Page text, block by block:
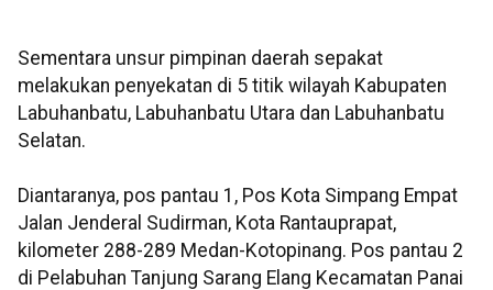
Sementara unsur pimpinan daerah sepakat
melakukan penyekatan di 5 titik wilayah Kabupaten
Labuhanbatu, Labuhanbatu Utara dan Labuhanbatu
Selatan.
Diantaranya, pos pantau 1, Pos Kota Simpang Empat
Jalan Jenderal Sudirman, Kota Rantauprapat,
kilometer 288-289 Medan-Kotopinang. Pos pantau 2
di Pelabuhan Tanjung Sarang Elang Kecamatan Panai